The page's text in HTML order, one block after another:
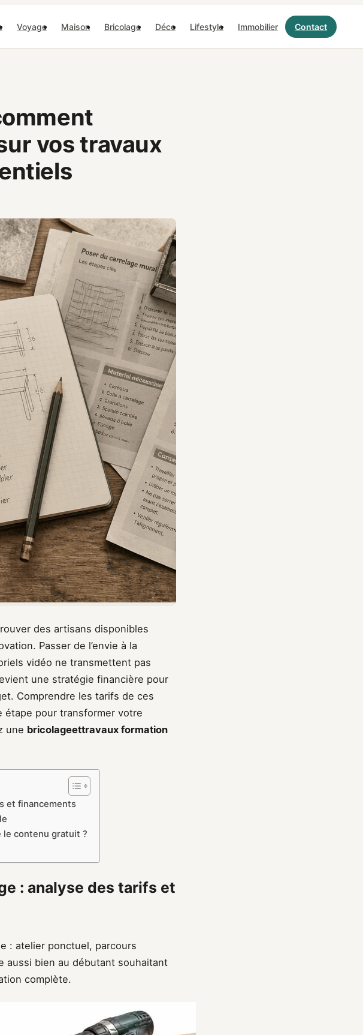
Voyage Maison Bricolage Déco Lifestyle Immobilier Contact
vos travaux
des artisans disponibles
Passer de l’envie à la
vidéo ne transmettent pas
une stratégie financière pour
Comprendre les tarifs de ces
étape pour transformer votre
une bricolageettravaux formation
et financements
le contenu gratuit ?
: analyse des tarifs et
: atelier ponctuel, parcours
aussi bien au débutant souhaitant
complète.